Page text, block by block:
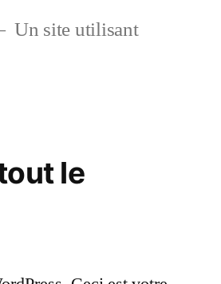
Un site utilisant
le